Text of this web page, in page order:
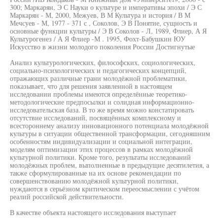
300; Маркарян, Э С Науки о культуре и императивы эпохи / Э С
Маркарян - М, 2000, Межуев, В М Культура и история / В М
Мечсуев - М, 1977 - 371 с , Соколов, Э В Понятие, сущность и
основные функции культуры / Э В Соколов - Л, 1989, Флиер, А Я
Культурогенез / А Я Флиер -М . 1995, Фохт-Бабушкин ЮУ
Искусство в жизни молодого поколения России Достигнутые
Анализ культурологических, философских, социологических,
социально-психологических и педагогических концепций,
отражающих различные грани молодёжной проблематики,
показывает, что для решения заявленной в настоящем
исследовании проблемы имеются определённые теоретико-
методологические предпосылки и солидная информационно-
исследовательская база. В то же время можно констатировать
отсутствие исследований, посвящённых комплексному и
всестороннему анализу инновационного потенциала молодёжной
культуры в ситуации общественной трансформации, сегодняшним
особенностям индивидуализации и социальной интеграции,
моделям оптимизации этих процессов в рамках молодёжной
культурной политики. Кроме того, результаты исследований
молодёжных проблем, выполненные в предыдущие десятилетия, а
также сформулированные на их основе рекомендации по
совершенствованию молодёжной культурной политики,
нуждаются в серьёзном критическом переосмыслении с учётом
реалий российской действительности.
В качестве объекта настоящего исследования выступает